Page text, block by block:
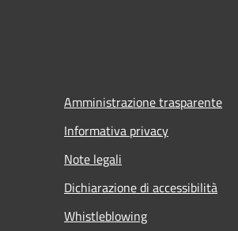
Amministrazione trasparente
Informativa privacy
Note legali
Dichiarazione di accessibilità
Whistleblowing